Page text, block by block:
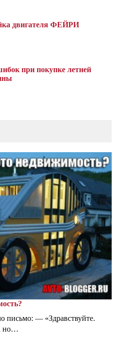
двигателя ФЕЙРИ
при покупке летней
письмо: — «Здравствуйте.
но…